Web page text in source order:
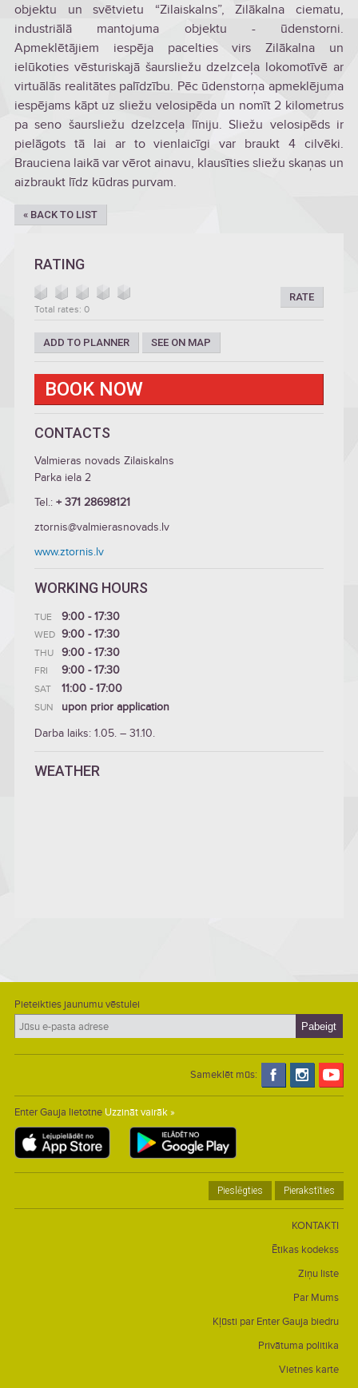
objektu un svētvietu “Zilaiskalns”, Zilākalna ciematu,
industriālā mantojuma objektu - ūdenstorni.
Apmeklētājiem iespēja pacelties virs Zilākalna un
ielūkoties vēsturiskajā šaursliežu dzelzceļa lokomotīvē ar
virtuālās realitātes palīdzību. Pēc ūdenstorņa apmeklējuma
iespējams kāpt uz sliežu velosipēda un nomīt 2 kilometrus
pa seno šaursliežu dzelzceļa līniju. Sliežu velosipēds ir
pielāgots tā lai ar to vienlaicīgi var braukt 4 cilvēki.
Brauciena laikā var vērot ainavu, klausīties sliežu skaņas un
aizbraukt līdz kūdras purvam.
« BACK TO LIST
RATING
RATE
Total rates: 0
ADD TO PLANNER SEE ON MAP
BOOK NOW
CONTACTS
Valmieras novads Zilaiskalns
Parka iela 2
Tel.: + 371 28698121
ztornis@valmierasnovads.lv
www.ztornis.lv
WORKING HOURS
TUE 9:00 - 17:30
WED 9:00 - 17:30
THU 9:00 - 17:30
FRI 9:00 - 17:30
SAT 11:00 - 17:00
SUN
upon prior application
Darba laiks: 1.05. – 31.10.
WEATHER
Pieteikties jaunumu vēstulei
Sameklēt mūs:
Enter Gauja lietotne Uzzināt vairāk »
Pieslēgties Pierakstīties
KONTAKTI
Ētikas kodekss
Ziņu liste
Par Mums
Kļūsti par Enter Gauja biedru
Privātuma politika
Vietnes karte